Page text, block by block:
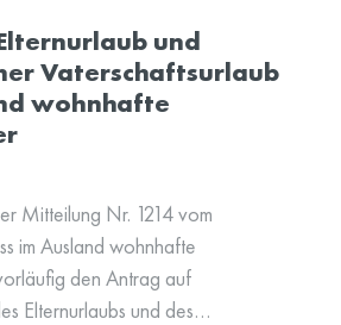
und
Vaterschaftsurlaub
wohnhafte
Mitteilung Nr. 1214 vom
im Ausland wohnhafte
den Antrag auf
Elternurlaubs und des…